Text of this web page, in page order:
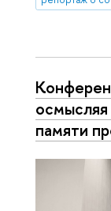
памяти